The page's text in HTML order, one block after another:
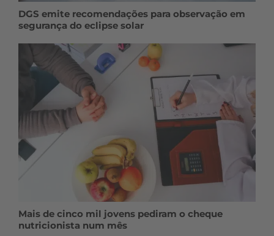
DGS emite recomendações para observação em
segurança do eclipse solar
Mais de cinco mil jovens pediram o cheque
nutricionista num mês